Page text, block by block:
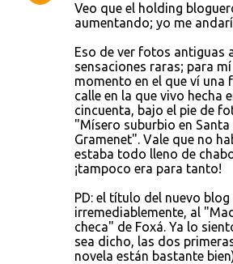
Veo que el holding
aumentando; yo me
Eso de ver fotos antiguas
sensaciones raras; para
momento en el que ví una
calle en la que vivo hecha
cincuenta, bajo el pie de
"Mísero suburbio en
Gramenet". Vale que no
estaba todo lleno de
¡tampoco era para tanto!
PD: el título del nuevo blog
irremediablemente, al
checa" de Foxá. Ya lo
sea dicho, las dos
novela están bastante